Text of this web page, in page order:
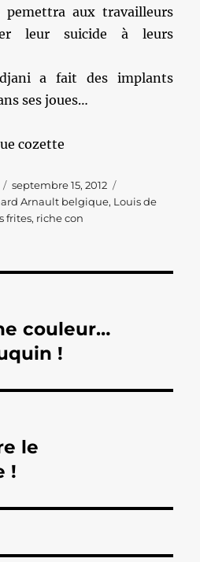
aux travailleurs
leur suicide à leurs
a fait des implants
ses joues…
cozette
Publié
le
septembre 15, 2012
Arnault belgique, Louis de
frites, riche con
couleur…
!
le
!